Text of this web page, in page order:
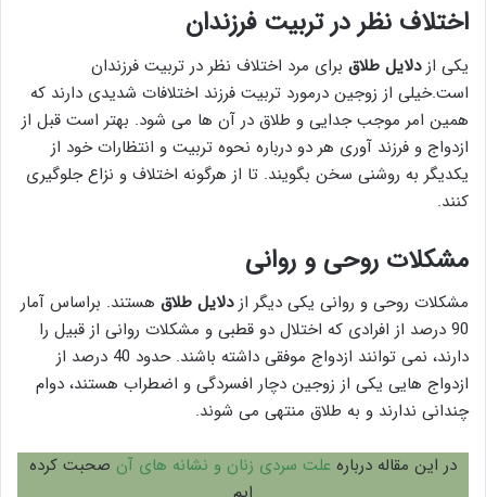
اختلاف نظر در تربیت فرزندان
یکی ازدلایل طلاق برای مرد اختلاف نظر در تربیت فرزندان
است.خیلی از زوجین درمورد تربیت فرزند اختلافات شدیدی دارند که
همین امر موجب جدایی و طلاق در آن ها می شود. بهتر است قبل از
ازدواج و فرزند آوری هر دو درباره نحوه تربیت و انتظارات خود از
یکدیگر به روشنی سخن بگویند. تا از هرگونه اختلاف و نزاع جلوگیری
کنند.
مشکلات روحی و روانی
مشکلات روحی و روانی یکی دیگر ازدلایل طلاق هستند. براساس آمار
90 درصد از افرادی که اختلال دو قطبی و مشکلات روانی از قبیل را
دارند، نمی توانند ازدواج موفقی داشته باشند. حدود 40 درصد از
ازدواج هایی یکی از زوجین دچار افسردگی و اضطراب هستند، دوام
چندانی ندارند و به طلاق منتهی می شوند.
در این مقاله درباره علت سردی زنان و نشانه های آن صحبت کرده